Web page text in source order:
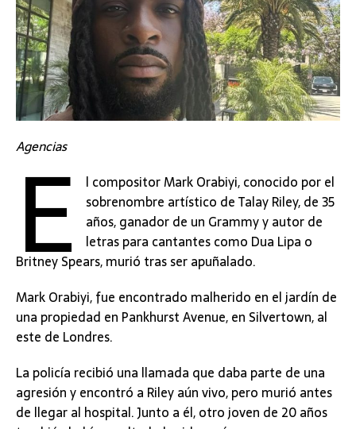
Agencias
E l compositor Mark Orabiyi, conocido por el
sobrenombre artístico de Talay Riley, de 35
años, ganador de un Grammy y autor de
letras para cantantes como Dua Lipa o
Britney Spears, murió tras ser apuñalado.
Mark Orabiyi, fue encontrado malherido en el jardín de
una propiedad en Pankhurst Avenue, en Silvertown, al
este de Londres.
La policía recibió una llamada que daba parte de una
agresión y encontró a Riley aún vivo, pero murió antes
de llegar al hospital. Junto a él, otro joven de 20 años